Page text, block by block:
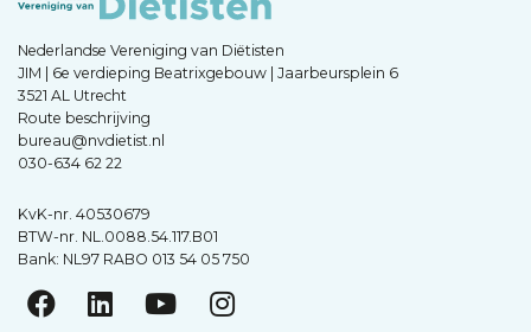
Nederlandse Vereniging van Diëtisten
JIM | 6e verdieping Beatrixgebouw | Jaarbeursplein 6
3521 AL Utrecht
Route beschrijving
bureau@nvdietist.nl
030-634 62 22
KvK-nr. 40530679
BTW-nr. NL.0088.54.117.B01
Bank: NL97 RABO 013 54 05 750